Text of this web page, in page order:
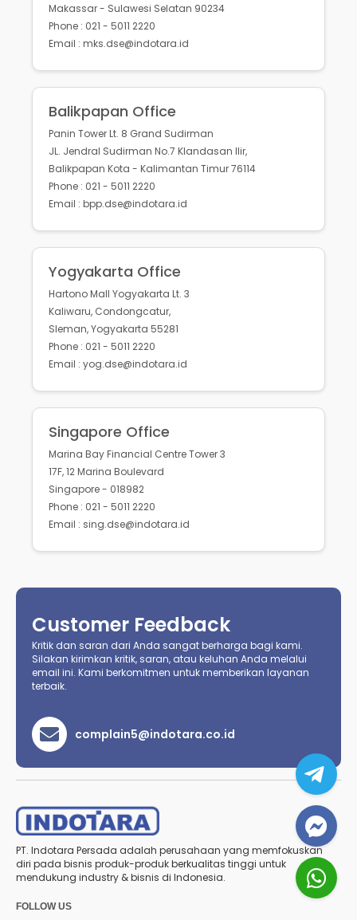
Makassar - Sulawesi Selatan 90234
Phone : 021 - 5011 2220
Email : mks.dse@indotara.id
Balikpapan Office
Panin Tower Lt. 8 Grand Sudirman
JL. Jendral Sudirman No.7 Klandasan Ilir,
Balikpapan Kota - Kalimantan Timur 76114
Phone : 021 - 5011 2220
Email : bpp.dse@indotara.id
Yogyakarta Office
Hartono Mall Yogyakarta Lt. 3
Kaliwaru, Condongcatur,
Sleman, Yogyakarta 55281
Phone : 021 - 5011 2220
Email : yog.dse@indotara.id
Singapore Office
Marina Bay Financial Centre Tower 3
17F, 12 Marina Boulevard
Singapore - 018982
Phone : 021 - 5011 2220
Email : sing.dse@indotara.id
Customer Feedback
Kritik dan saran dari Anda sangat berharga bagi kami.
Silakan kirimkan kritik, saran, atau keluhan Anda melalui
email ini. Kami berkomitmen untuk memberikan layanan
terbaik.
complain5@indotara.co.id
PT. Indotara Persada adalah perusahaan yang memfokuskan
diri pada bisnis produk-produk berkualitas tinggi untuk
mendukung industry & bisnis di Indonesia.
FOLLOW US